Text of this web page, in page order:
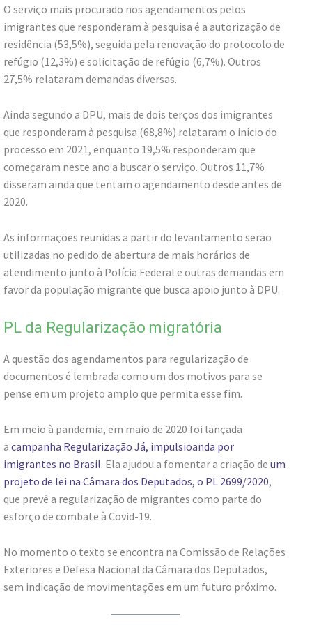
O serviço mais procurado nos agendamentos pelos
imigrantes que responderam à pesquisa é a autorização de
residência (53,5%), seguida pela renovação do protocolo de
refúgio (12,3%) e solicitação de refúgio (6,7%). Outros
27,5% relataram demandas diversas.
Ainda segundo a DPU, mais de dois terços dos imigrantes
que responderam à pesquisa (68,8%) relataram o início do
processo em 2021, enquanto 19,5% responderam que
começaram neste ano a buscar o serviço. Outros 11,7%
disseram ainda que tentam o agendamento desde antes de
2020.
As informações reunidas a partir do levantamento serão
utilizadas no pedido de abertura de mais horários de
atendimento junto à Polícia Federal e outras demandas em
favor da população migrante que busca apoio junto à DPU.
PL da Regularização migratória
A questão dos agendamentos para regularização de
documentos é lembrada como um dos motivos para se
pense em um projeto amplo que permita esse fim.
Em meio à pandemia, em maio de 2020 foi lançada
a campanha Regularização Já, impulsioanda por
imigrantes no Brasil. Ela ajudou a fomentar a criação de um
projeto de lei na Câmara dos Deputados, o PL 2699/2020,
que prevê a regularização de migrantes como parte do
esforço de combate à Covid-19.
No momento o texto se encontra na Comissão de Relações
Exteriores e Defesa Nacional da Câmara dos Deputados,
sem indicação de movimentações em um futuro próximo.